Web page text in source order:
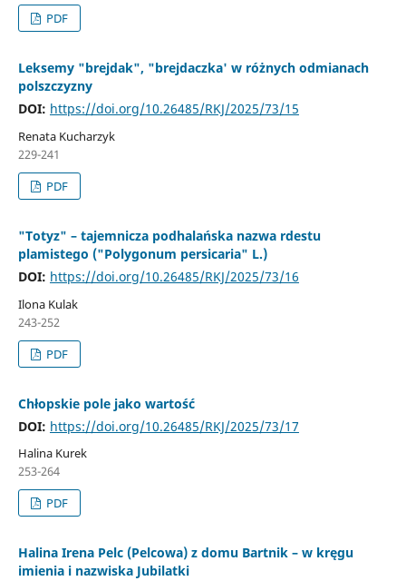
PDF
Leksemy "brejdak", "brejdaczka' w różnych odmianach
polszczyzny
DOI: https://doi.org/10.26485/RKJ/2025/73/15
Renata Kucharzyk
229-241
PDF
"Totyz" – tajemnicza podhalańska nazwa rdestu
plamistego ("Polygonum persicaria" L.)
DOI: https://doi.org/10.26485/RKJ/2025/73/16
Ilona Kulak
243-252
PDF
Chłopskie pole jako wartość
DOI: https://doi.org/10.26485/RKJ/2025/73/17
Halina Kurek
253-264
PDF
Halina Irena Pelc (Pelcowa) z domu Bartnik – w kręgu
imienia i nazwiska Jubilatki